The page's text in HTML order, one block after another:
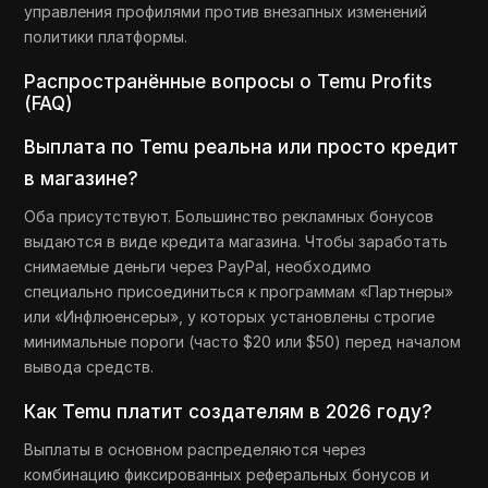
управления профилями против внезапных изменений
политики платформы.
Распространённые вопросы о Temu Profits
(FAQ)
Выплата по Temu реальна или просто кредит
в магазине?
Оба присутствуют. Большинство рекламных бонусов
выдаются в виде кредита магазина. Чтобы заработать
снимаемые деньги через PayPal, необходимо
специально присоединиться к программам «Партнеры»
или «Инфлюенсеры», у которых установлены строгие
минимальные пороги (часто $20 или $50) перед началом
вывода средств.
Как Temu платит создателям в 2026 году?
Выплаты в основном распределяются через
комбинацию фиксированных реферальных бонусов и